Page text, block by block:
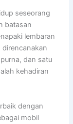
seseorang
batasan
lembaran
direncanakan
dan satu
kehadiran
dengan
mobil